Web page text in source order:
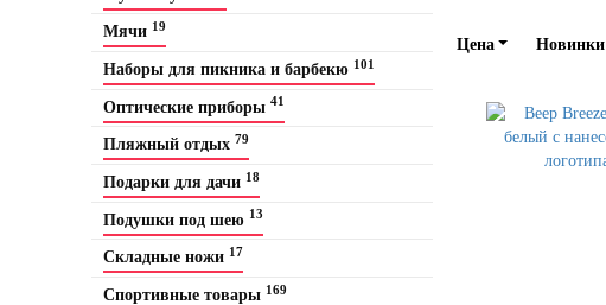
Мячи 19
Наборы для пикника и барбекю 101
Оптические приборы 41
Пляжный отдых 79
Подарки для дачи 18
Подушки под шею 13
Складные ножи 17
Спортивные товары 169
Цена Новинки